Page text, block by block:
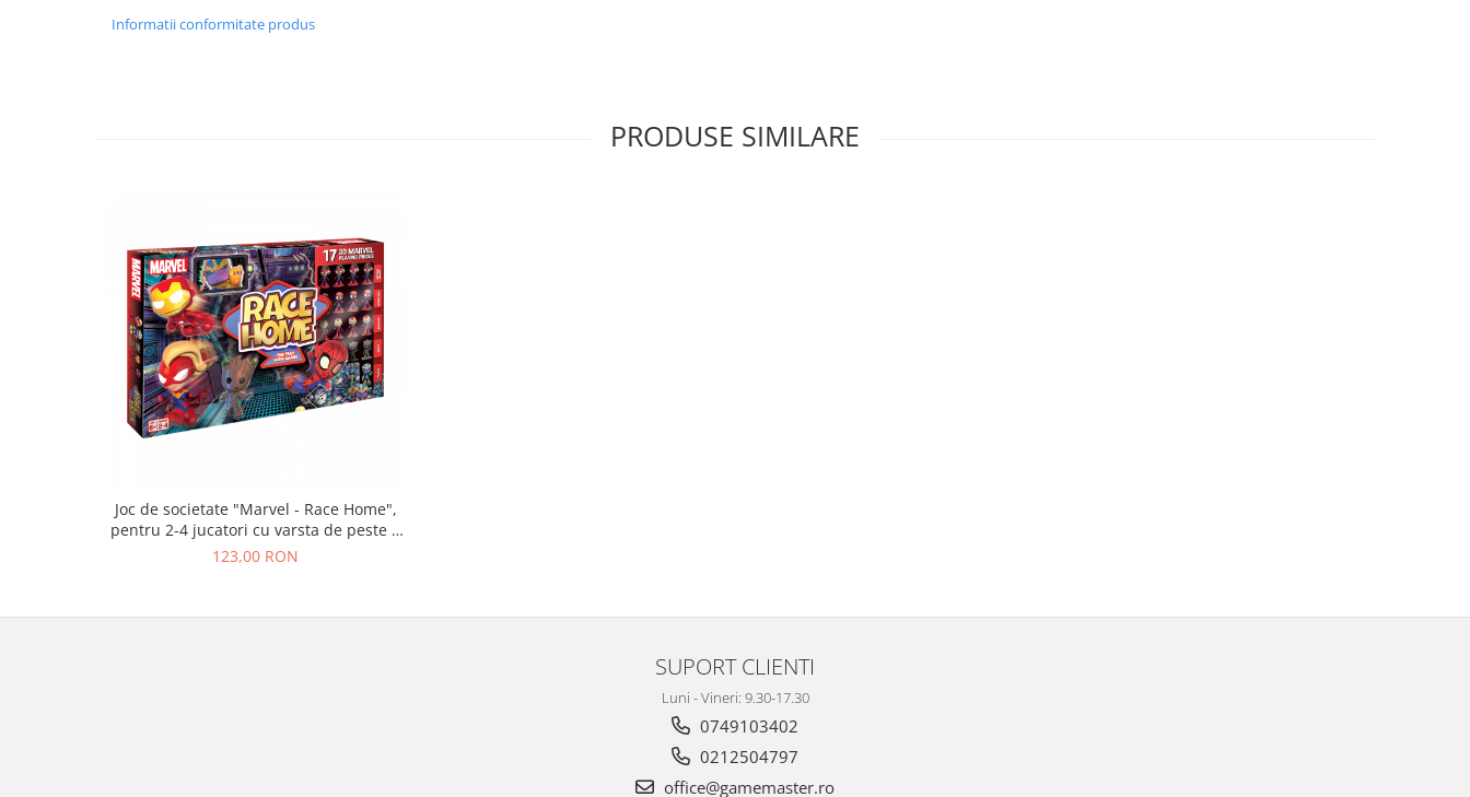
Informatii conformitate produs
PRODUSE SIMILARE
Joc de societate "Marvel - Race Home",
pentru 2-4 jucatori cu varsta de peste 6
ani
123,00 RON
SUPORT CLIENTI
Luni - Vineri: 9.30-17.30
0749103402
0212504797
office@gamemaster.ro